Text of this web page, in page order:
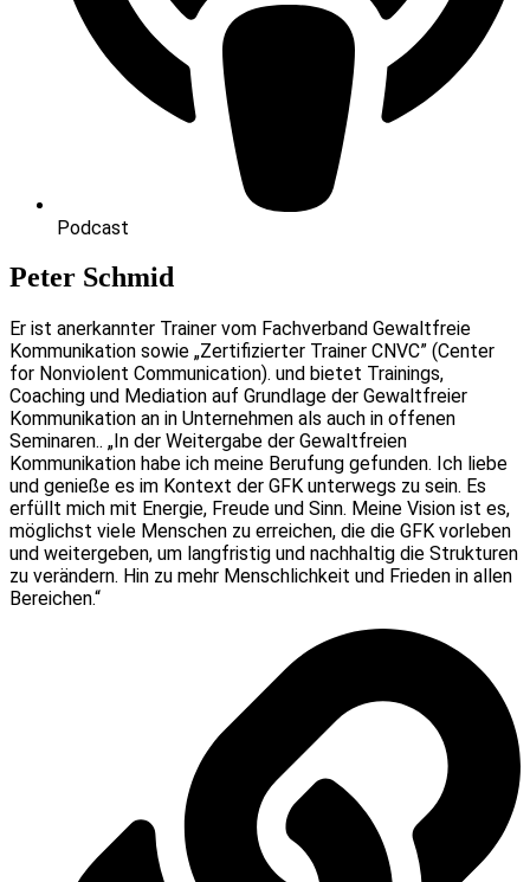
Podcast
Peter Schmid
Er ist anerkannter Trainer vom Fachverband Gewaltfreie
Kommunikation sowie „Zertifizierter Trainer CNVC” (Center
for Nonviolent Communication). und bietet Trainings,
Coaching und Mediation auf Grundlage der Gewaltfreier
Kommunikation an in Unternehmen als auch in offenen
Seminaren.. „In der Weitergabe der Gewaltfreien
Kommunikation habe ich meine Berufung gefunden. Ich liebe
und genieße es im Kontext der GFK unterwegs zu sein. Es
erfüllt mich mit Energie, Freude und Sinn. Meine Vision ist es,
möglichst viele Menschen zu erreichen, die die GFK vorleben
und weitergeben, um langfristig und nachhaltig die Strukturen
zu verändern. Hin zu mehr Menschlichkeit und Frieden in allen
Bereichen.“